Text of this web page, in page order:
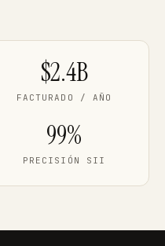
$2.4B
FACTURADO / AÑO
99%
PRECISIÓN SII